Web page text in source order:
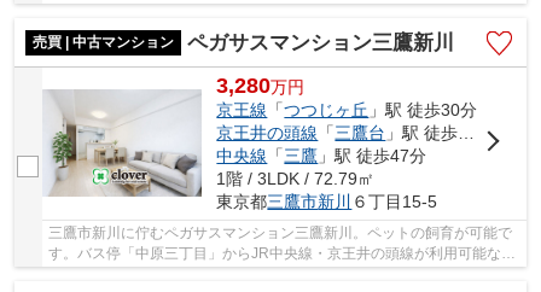
大久保」駅徒歩14分と複数路線利用可能で、利便...
売買 | 中古マンション
ペガサスマンション三鷹新川
3,280万円
京王線 「つつじヶ丘 」駅 徒歩30分
京王井の頭線 「三鷹台 」駅 徒歩39分
中央線 「三鷹 」駅 徒歩47分
1階 / 3LDK / 72.79㎡
東京都三鷹市新川 ６丁目15-5
三鷹市新川に佇むペガサスマンション三鷹新川。ペットの飼育が可能で
す。バス停「中原三丁目」からJR中央線・京王井の頭線が利用可能な
「吉祥寺」駅、JR中央・総武線が利用可能な「三...